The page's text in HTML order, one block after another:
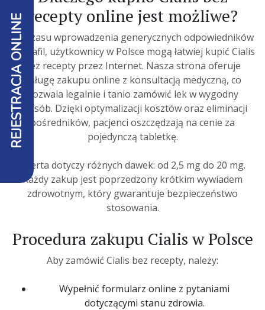
recepty online jest możliwe?
Od czasu wprowadzenia generycznych odpowiedników
tadalafil, użytkownicy w Polsce mogą łatwiej kupić Cialis
bez recepty przez Internet. Nasza strona oferuje
usługę zakupu online z konsultacją medyczną, co
pozwala legalnie i tanio zamówić lek w wygodny
sposób. Dzięki optymalizacji kosztów oraz eliminacji
pośredników, pacjenci oszczędzają na cenie za
pojedynczą tabletkę.
Oferta dotyczy różnych dawek: od 2,5 mg do 20 mg.
Każdy zakup jest poprzedzony krótkim wywiadem
zdrowotnym, który gwarantuje bezpieczeństwo
stosowania.
Procedura zakupu Cialis w Polsce
Aby zamówić Cialis bez recepty, należy:
Wypełnić formularz online z pytaniami
dotyczącymi stanu zdrowia.
REJESTRACJA ONLINE